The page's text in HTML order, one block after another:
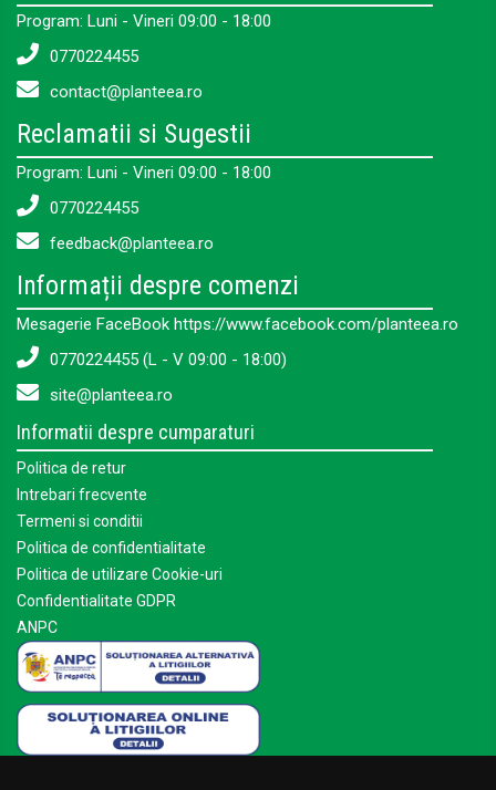
Program: Luni - Vineri 09:00 - 18:00
0770224455
contact@planteea.ro
Reclamatii si Sugestii
Program: Luni - Vineri 09:00 - 18:00
0770224455
feedback@planteea.ro
Informații despre comenzi
Mesagerie FaceBook https://www.facebook.com/planteea.ro
0770224455 (L - V 09:00 - 18:00)
site@planteea.ro
Informatii despre cumparaturi
Politica de retur
Intrebari frecvente
Termeni si conditii
Politica de confidentialitate
Politica de utilizare Cookie-uri
Confidentialitate GDPR
ANPC